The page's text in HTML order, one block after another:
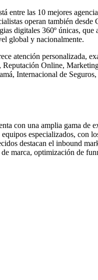
entre las 10 mejores
operan también
digitales 360º únicas,
global y nacionalmente.
atención personalizada,
Reputación Online,
Internacional de
con una amplia gama de
especializados, con
destacan el inbound
marca, optimización de